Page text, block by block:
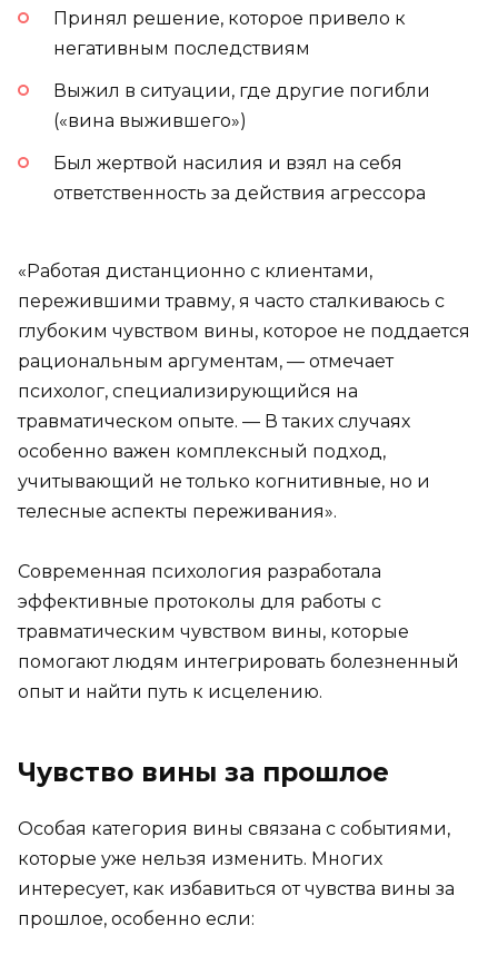
Принял решение, которое привело к
негативным последствиям
Выжил в ситуации, где другие погибли
(«вина выжившего»)
Был жертвой насилия и взял на себя
ответственность за действия агрессора
«Работая дистанционно с клиентами,
пережившими травму, я часто сталкиваюсь с
глубоким чувством вины, которое не поддается
рациональным аргументам, — отмечает
психолог, специализирующийся на
травматическом опыте. — В таких случаях
особенно важен комплексный подход,
учитывающий не только когнитивные, но и
телесные аспекты переживания».
Современная психология разработала
эффективные протоколы для работы с
травматическим чувством вины, которые
помогают людям интегрировать болезненный
опыт и найти путь к исцелению.
Чувство вины за прошлое
Особая категория вины связана с событиями,
которые уже нельзя изменить. Многих
интересует, как избавиться от чувства вины за
прошлое, особенно если: